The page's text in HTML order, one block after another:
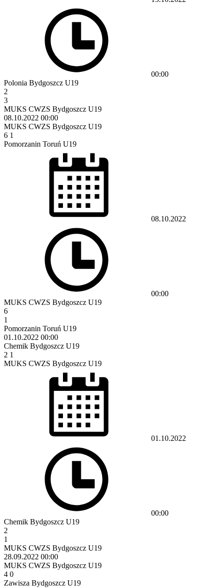
00:00
Polonia Bydgoszcz U19
2
3
MUKS CWZS Bydgoszcz U19
08.10.2022 00:00
MUKS CWZS Bydgoszcz U19
6 1
Pomorzanin Toruń U19
08.10.2022
00:00
MUKS CWZS Bydgoszcz U19
6
1
Pomorzanin Toruń U19
01.10.2022 00:00
Chemik Bydgoszcz U19
2 1
MUKS CWZS Bydgoszcz U19
01.10.2022
00:00
Chemik Bydgoszcz U19
2
1
MUKS CWZS Bydgoszcz U19
28.09.2022 00:00
MUKS CWZS Bydgoszcz U19
4 0
Zawisza Bydgoszcz U19